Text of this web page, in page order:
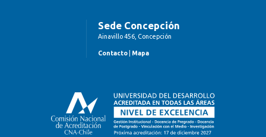
Sede Concepción
Ainavillo 456, Concepción
Contacto Mapa